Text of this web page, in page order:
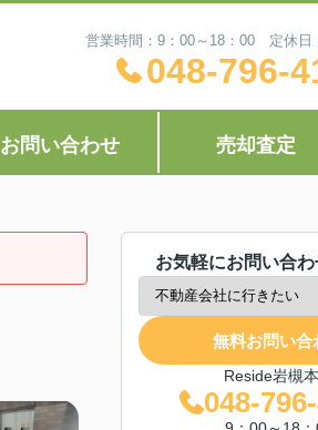
営業時間：9：00～18：00 定休日
048-796-
お問い合わせ 売却査定
お気軽にお問い合
無料お問い合
Reside岩槻
048-